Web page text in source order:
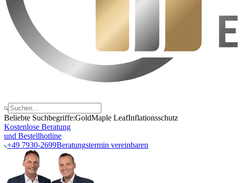
Beliebte Suchbegriffe:GoldMaple LeafInflationsschutz
Kostenlose Beratung
und Bestellhotline
+49 7930-2699Beratungstermin vereinbaren